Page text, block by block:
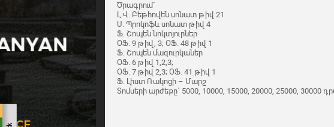
Ծրագրում`
Լ.Վ. Բեթհովեն սոնատ թիվ 21
Ս. Պրոկոֆև սոնատ թիվ 4
Ֆ. Շոպեն նոկտյուրներ
ՕՖ. 9 թիվ, 3; ՕՖ. 48 թիվ 1
Ֆ. Շոպեն մազուրկաներ
ՕՖ. 6 թիվ 1,2,3;
ՕՖ. 7 թիվ 2,3; ՕՖ. 41 թիվ 1
Ֆ. Լիստ Ռակոցի – Մարշ
Տոմսերի արժեքը` 5000, 10000, 15000, 20000, 25000, 30000